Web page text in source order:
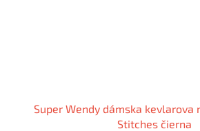
Super Wendy dámska kevlarova
Stitches čierna